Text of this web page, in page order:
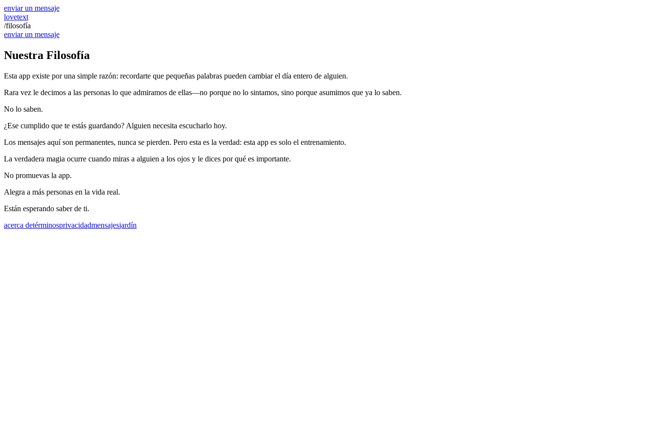
enviar un mensaje
lovetext
/filosofía
enviar un mensaje
Nuestra Filosofía
Esta app existe por una simple razón: recordarte que pequeñas palabras pueden cambiar el día entero de alguien.
Rara vez le decimos a las personas lo que admiramos de ellas—no porque no lo sintamos, sino porque asumimos que ya lo saben.
No lo saben.
¿Ese cumplido que te estás guardando? Alguien necesita escucharlo hoy.
Los mensajes aquí son permanentes, nunca se pierden. Pero esta es la verdad: esta app es solo el entrenamiento.
La verdadera magia ocurre cuando miras a alguien a los ojos y le dices por qué es importante.
No promuevas la app.
Alegra a más personas en la vida real.
Están esperando saber de ti.
acerca detérminosprivacidadmensajesjardín